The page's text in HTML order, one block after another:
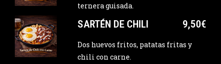
ternera guisada.
SARTÉN DE CHILI 9,50€
Dos huevos fritos, patatas fritas y
chili con carne.